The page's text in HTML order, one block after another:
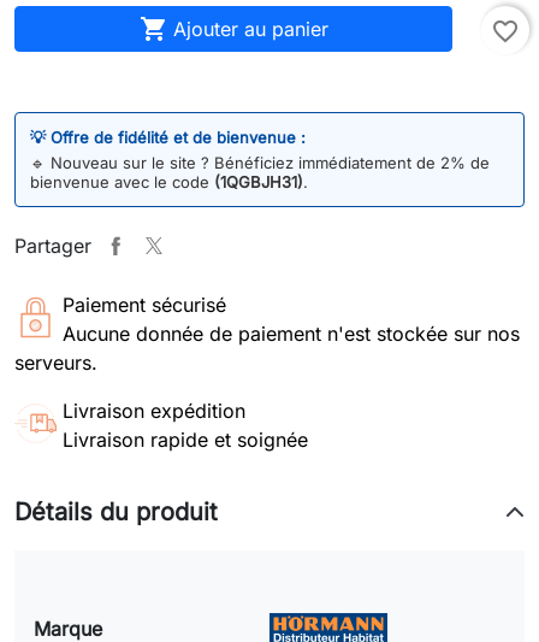
 Ajouter au panier favorite_border
💡 Offre de fidélité et de bienvenue :
🔹 Nouveau sur le site ? Bénéficiez immédiatement de 2% de
bienvenue avec le code (1QGBJH31).
Partager
Paiement sécurisé
Aucune donnée de paiement n'est stockée sur nos
serveurs.
Livraison expédition
Livraison rapide et soignée
Détails du produit
Marque